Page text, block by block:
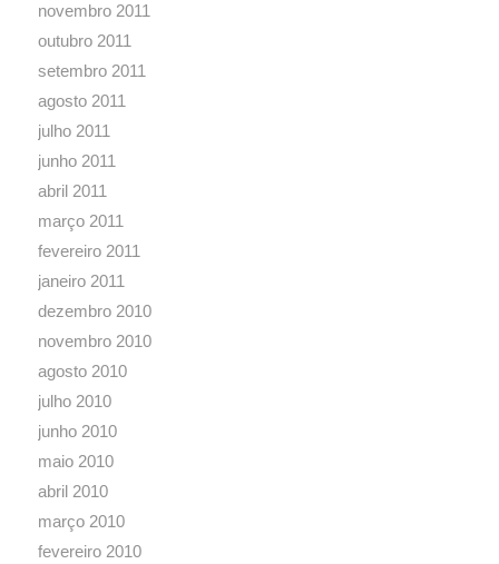
novembro 2011
outubro 2011
setembro 2011
agosto 2011
julho 2011
junho 2011
abril 2011
março 2011
fevereiro 2011
janeiro 2011
dezembro 2010
novembro 2010
agosto 2010
julho 2010
junho 2010
maio 2010
abril 2010
março 2010
fevereiro 2010